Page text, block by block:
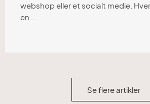
webshop eller et socialt medie.
en ...
Se flere artikler